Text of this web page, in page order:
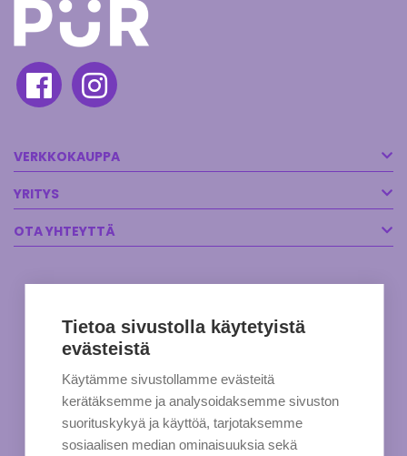
VERKKOKAUPPA
YRITYS
OTA YHTEYTTÄ
Tietoa sivustolla käytetyistä
evästeistä
Käytämme sivustollamme evästeitä
kerätäksemme ja analysoidaksemme sivuston
suorituskykyä ja käyttöä, tarjotaksemme
sosiaalisen median ominaisuuksia sekä